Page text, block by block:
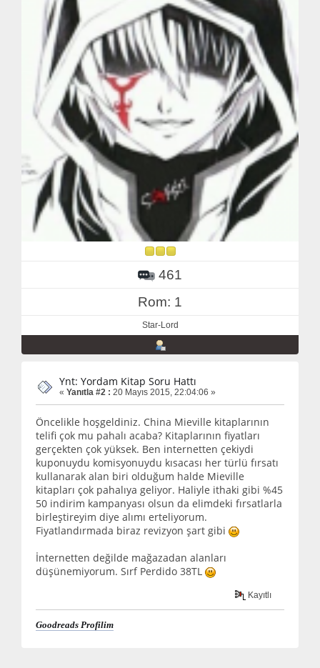
461
Rom: 1
Star-Lord
Ynt: Yordam Kitap Soru Hattı
« Yanıtla #2 : 20 Mayıs 2015, 22:04:06 »
Öncelikle hoşgeldiniz. China Mieville kitaplarının
telifi çok mu pahalı acaba? Kitaplarının fiyatları
gerçekten çok yüksek. Ben internetten çekiydi
kuponuydu komisyonuydu kısacası her türlü fırsatı
kullanarak alan biri olduğum halde Mieville
kitapları çok pahalıya geliyor. Haliyle ithaki gibi %45
50 indirim kampanyası olsun da elimdeki fırsatlarla
birleştireyim diye alımı erteliyorum.
Fiyatlandırmada biraz revizyon şart gibi
İnternetten değilde mağazadan alanları
düşünemiyorum. Sırf Perdido 38TL
Kayıtlı
Goodreads Profilim